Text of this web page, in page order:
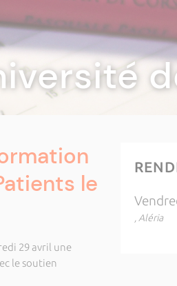
le
29 avril une
le soutien
, Aléria